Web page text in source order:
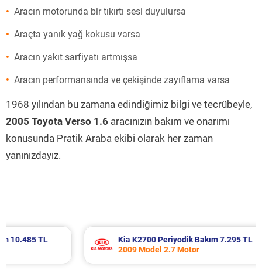
Aracın motorunda bir tıkırtı sesi duyulursa
Araçta yanık yağ kokusu varsa
Aracın yakıt sarfiyatı artmışsa
Aracın performansında ve çekişinde zayıflama varsa
1968 yılından bu zamana edindiğimiz bilgi ve tecrübeyle,
2005 Toyota Verso 1.6 aracınızın bakım ve onarımı
konusunda Pratik Araba ekibi olarak her zaman
yanınızdayız.
Kia K2700 Periyodik Bakım 7.295 TL
2009 Model 2.7 Motor